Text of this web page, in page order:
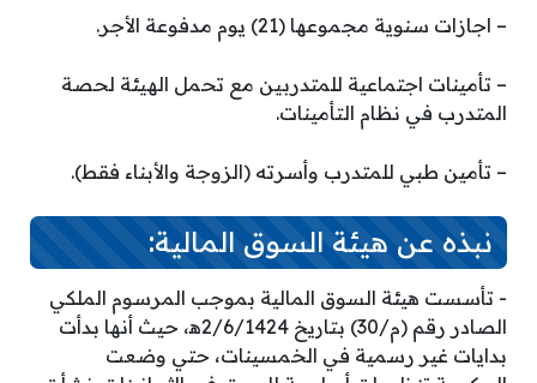
– اجازات سنوية مجموعها (21) يوم مدفوعة الأجر.
– تأمينات اجتماعية للمتدربين مع تحمل الهيئة لحصة
المتدرب في نظام التأمينات.
– تأمين طبي للمتدرب وأسرته (الزوجة والأبناء فقط).
نبذه عن هيئة السوق المالية:
­- تأسست هيئة السوق المالية بموجب المرسوم الملكي
الصادر رقم (م/30) بتاريخ 2/6/1424ه‍، حيث أنها بدأت
بدايات غير رسمية في الخمسينات، حتي وضعت